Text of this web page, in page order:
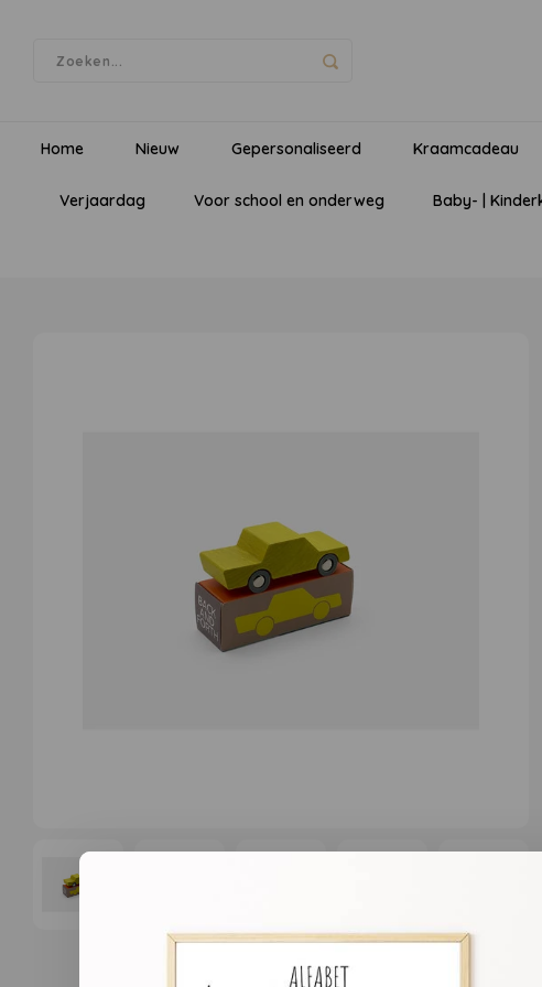
Home Nieuw Gepersonaliseerd Kraamcadeau
Verjaardag Voor school en onderweg Baby- |